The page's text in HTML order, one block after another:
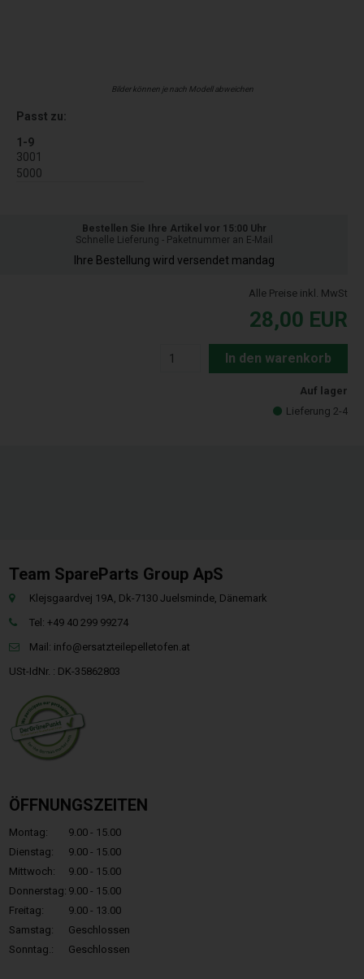
Bilder können je nach Modell abweichen
Passt zu:
1-9
3001
5000
Bestellen Sie Ihre Artikel vor 15:00 Uhr
Schnelle Lieferung - Paketnummer an E-Mail
Ihre Bestellung wird versendet mandag
Alle Preise inkl. MwSt
28,00 EUR
In den warenkorb
Auf lager
Lieferung 2-4
Team SpareParts Group ApS
Klejsgaardvej 19A, Dk-7130 Juelsminde, Dänemark
Tel: +49 40 299 99274
Mail: info@ersatzteilepelletofen.at
USt-IdNr. : DK-35862803
ÖFFNUNGSZEITEN
Montag:
9.00 - 15.00
Dienstag:
9.00 - 15.00
Mittwoch:
9.00 - 15.00
Donnerstag: 9.00 - 15.00
Freitag:
9.00 - 13.00
Samstag:
Geschlossen
Sonntag.:
Geschlossen